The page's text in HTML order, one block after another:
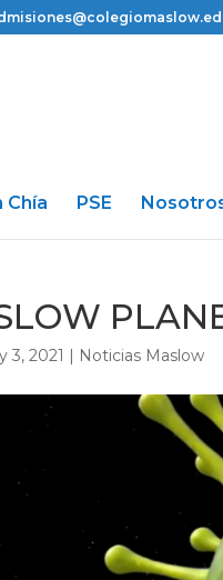
Chía PSE
3, 2021 | Noticias Maslow